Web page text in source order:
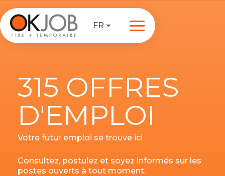
FR
315 OFFRES
D'EMPLOI
Votre futur emploi se trouve ici
Consultez, postulez et soyez informés sur les
postes ouverts à tout moment.